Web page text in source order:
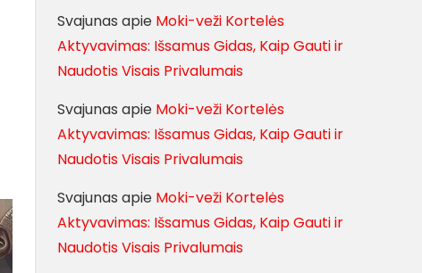
Svajunas apie Moki-veži Kortelės
Aktyvavimas: Išsamus Gidas, Kaip Gauti ir
Naudotis Visais Privalumais
Svajunas apie Moki-veži Kortelės
Aktyvavimas: Išsamus Gidas, Kaip Gauti ir
Naudotis Visais Privalumais
Svajunas apie Moki-veži Kortelės
Aktyvavimas: Išsamus Gidas, Kaip Gauti ir
Naudotis Visais Privalumais